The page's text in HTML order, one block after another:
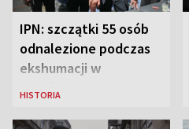
IPN: szczątki 55 osób
odnalezione podczas
ekshumacji w
Ostrówkach i Woli
HISTORIA